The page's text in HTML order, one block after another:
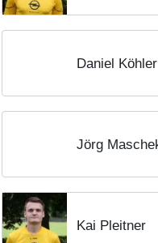
Daniel Köhler
Jörg
Kai Pleitner